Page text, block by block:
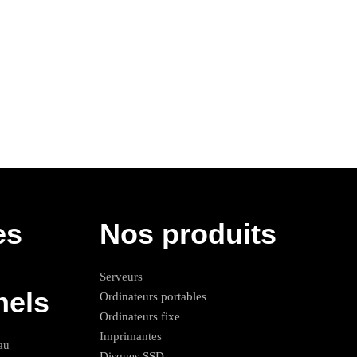
Nos produits
Serveurs
Ordinateurs portables
Ordinateurs fixe
Imprimantes